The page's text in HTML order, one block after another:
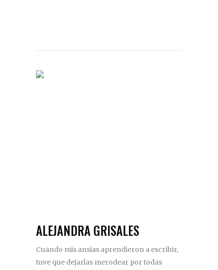
ALEJANDRA GRISALES
Cuando mis ansias aprendieron a escribir,
tuve que dejarlas merodear por todas